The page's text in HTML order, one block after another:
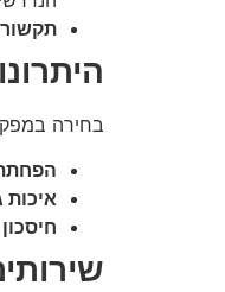
בחירה
איכות